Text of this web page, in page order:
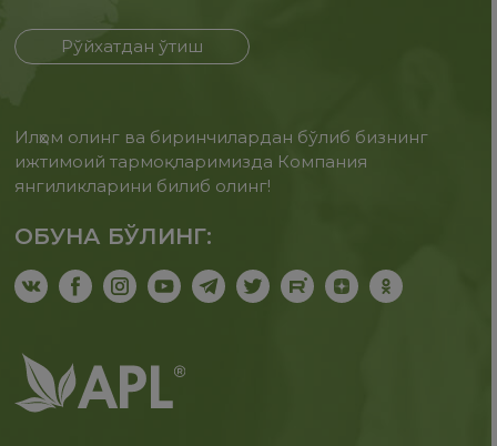
Рўйхатдан ўтиш
Илҳом олинг ва биринчилардан бўлиб бизнинг
ижтимоий тармоқларимизда Компания
янгиликларини билиб олинг!
ОБУНА БЎЛИНГ: